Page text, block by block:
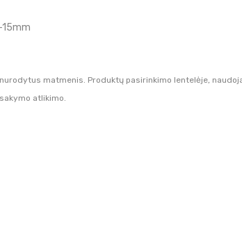
matmenis. Produktų pasirinkimo lentelėje,
atlikimo.